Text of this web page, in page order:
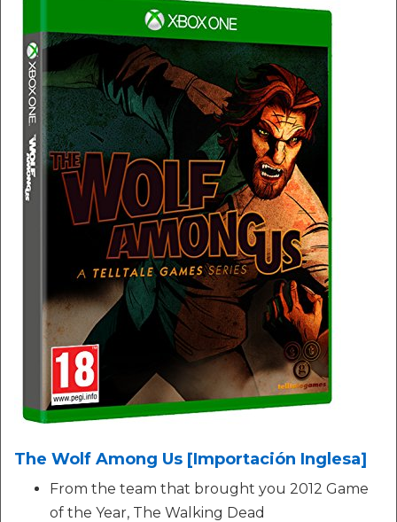
The Wolf Among Us [Importación Inglesa]
From the team that brought you 2012 Game
of the Year, The Walking Dead